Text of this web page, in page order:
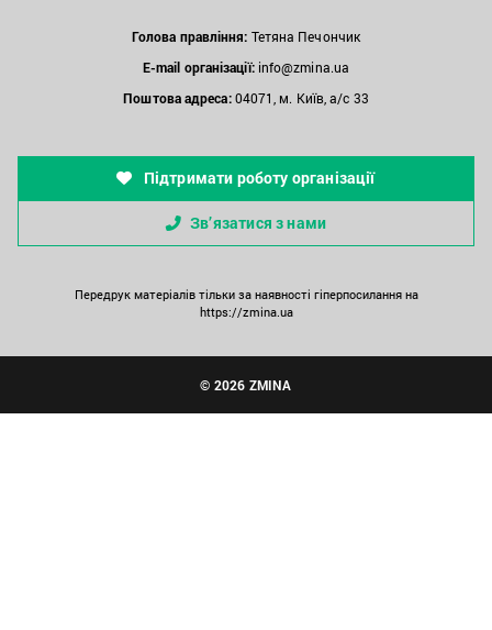
Голова правління: Тетяна Печончик
E-mail організації: info@zmina.ua
Поштова адреса:04071, м. Київ, а/с 33
Підтримати роботу організації
Зв’язатися з нами
Передрук матеріалів тільки за наявності гіперпосилання на
https://zmina.ua
© 2026 ZMINA